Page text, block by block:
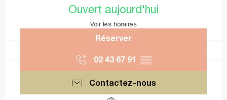
Ouvert aujourd'hui
Voir les horaires
Réserver
02 43 67 91 ▒▒
Contactez-nous